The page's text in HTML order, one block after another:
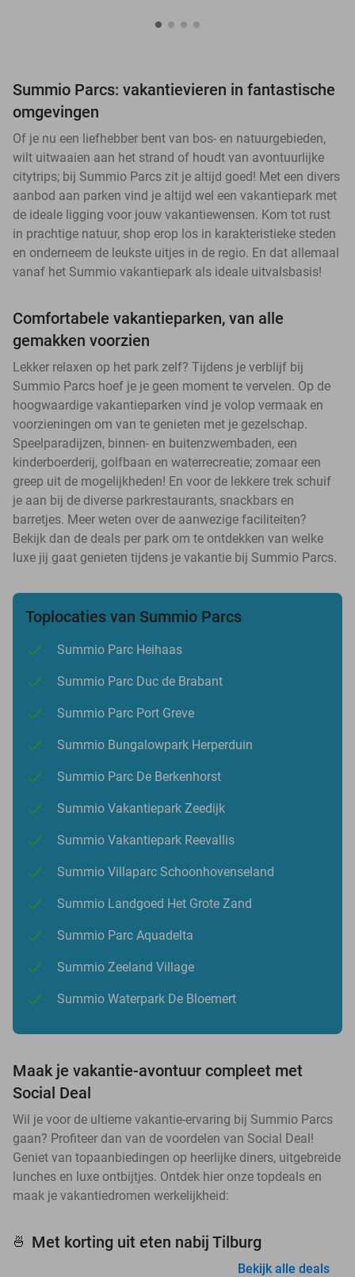
Summio Parcs: vakantievieren in fantastische
omgevingen
Of je nu een liefhebber bent van bos- en natuurgebieden,
wilt uitwaaien aan het strand of houdt van avontuurlijke
citytrips; bij Summio Parcs zit je altijd goed! Met een divers
aanbod aan parken vind je altijd wel een vakantiepark met
de ideale ligging voor jouw vakantiewensen. Kom tot rust
in prachtige natuur, shop erop los in karakteristieke steden
en onderneem de leukste uitjes in de regio. En dat allemaal
vanaf het Summio vakantiepark als ideale uitvalsbasis!
Comfortabele vakantieparken, van alle
gemakken voorzien
Lekker relaxen op het park zelf? Tijdens je verblijf bij
Summio Parcs hoef je je geen moment te vervelen. Op de
hoogwaardige vakantieparken vind je volop vermaak en
voorzieningen om van te genieten met je gezelschap.
Speelparadijzen, binnen- en buitenzwembaden, een
kinderboerderij, golfbaan en waterrecreatie; zomaar een
greep uit de mogelijkheden! En voor de lekkere trek schuif
je aan bij de diverse parkrestaurants, snackbars en
barretjes. Meer weten over de aanwezige faciliteiten?
Bekijk dan de deals per park om te ontdekken van welke
luxe jij gaat genieten tijdens je vakantie bij Summio Parcs.
Toplocaties van Summio Parcs
Summio Parc Heihaas
Summio Parc Duc de Brabant
Summio Parc Port Greve
Summio Bungalowpark Herperduin
Summio Parc De Berkenhorst
Summio Vakantiepark Zeedijk
Summio Vakantiepark Reevallis
Summio Villaparc Schoonhovenseland
Summio Landgoed Het Grote Zand
Summio Parc Aquadelta
Summio Zeeland Village
Summio Waterpark De Bloemert
Maak je vakantie-avontuur compleet met
Social Deal
Wil je voor de ultieme vakantie-ervaring bij Summio Parcs
gaan? Profiteer dan van de voordelen van Social Deal!
Geniet van topaanbiedingen op heerlijke diners, uitgebreide
lunches en luxe ontbijtjes. Ontdek hier onze topdeals en
maak je vakantiedromen werkelijkheid:
🍜 Met korting uit eten nabij Tilburg
Bekijk alle deals